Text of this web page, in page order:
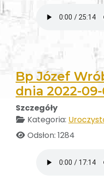
Bp Józef
dnia 2022-
Szczegóły
Kategoria:
Odsłon: 1284